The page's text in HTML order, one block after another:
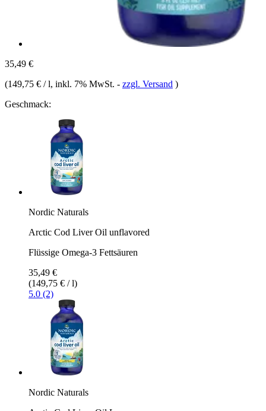
35,49 €
(149,75 € / l, inkl. 7% MwSt. - zzgl. Versand )
Geschmack:
Nordic Naturals
Arctic Cod Liver Oil unflavored
Flüssige Omega-3 Fettsäuren
35,49 €
(149,75 € / l)
5.0 (2)
Nordic Naturals